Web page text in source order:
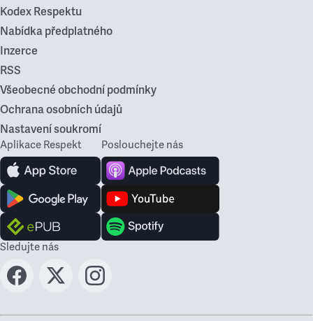
Kodex Respektu
Nabídka předplatného
Inzerce
RSS
Všeobecné obchodní podmínky
Ochrana osobních údajů
Nastavení soukromí
Aplikace Respekt Poslouchejte nás
Sledujte nás